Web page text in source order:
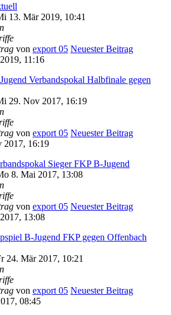
13. Mär 2019, 10:41
von export 05 Neuester Beitrag
11:16
Verbandspokal Halbfinale gegen
29. Nov 2017, 16:19
von export 05 Neuester Beitrag
2017, 16:19
Sieger FKP B-Jugend
8. Mai 2017, 13:08
von export 05 Neuester Beitrag
13:08
B-Jugend FKP gegen Offenbach
24. Mär 2017, 10:21
von export 05 Neuester Beitrag
08:45